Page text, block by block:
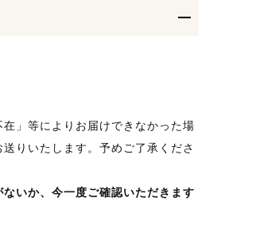
」等によりお届けできなかった場
りいたします。予めご了承くださ
いか、今一度ご確認いただきます